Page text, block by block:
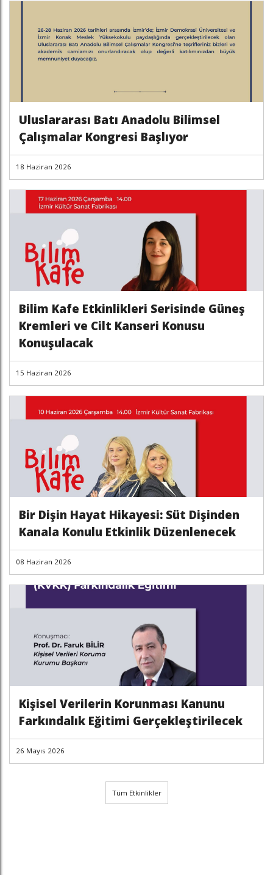
Uluslararası Batı Anadolu Bilimsel
Çalışmalar Kongresi Başlıyor
18 Haziran 2026
Bilim Kafe Etkinlikleri Serisinde Güneş
Kremleri ve Cilt Kanseri Konusu
Konuşulacak
15 Haziran 2026
Bir Dişin Hayat Hikayesi: Süt Dişinden
Kanala Konulu Etkinlik Düzenlenecek
08 Haziran 2026
Kişisel Verilerin Korunması Kanunu
Farkındalık Eğitimi Gerçekleştirilecek
26 Mayıs 2026
Tüm Etkinlikler